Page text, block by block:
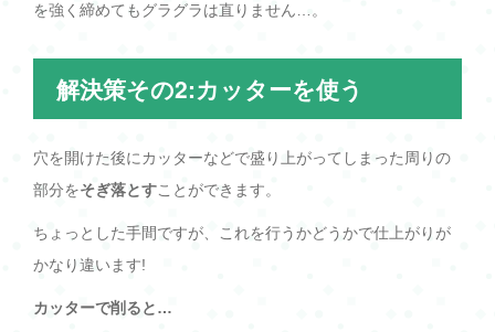
を強く締めてもグラグラは直りません…。
解決策その2:カッターを使う
穴を開けた後にカッターなどで盛り上がってしまった周りの
部分をそぎ落とすことができます。
ちょっとした手間ですが、これを行うかどうかで仕上がりが
かなり違います!
カッターで削ると…